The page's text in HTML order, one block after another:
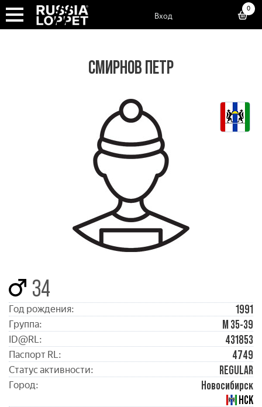
Вход
0
СМИРНОВ ПЕТР
34
Год рождения: 1991
Группа: М 35-39
ID@RL: 431853
Паспорт RL: 4749
Статус активности: REGULAR
Город:
Новосибирск
НСК